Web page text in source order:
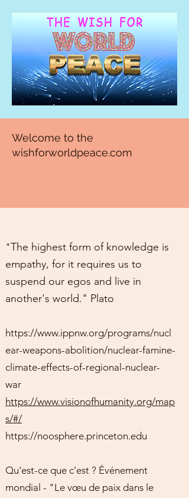
Welcome to the
wishforworldpeace.com
"The highest form of knowledge is
empathy, for it requires us to
suspend our egos and live in
another's world." Plato
https://www.ippnw.org/programs/nucl
ear-weapons-abolition/nuclear-famine-
climate-effects-of-regional-nuclear-
war
https://www.visionofhumanity.org/map
s/#/
https://noosphere.princeton.edu
Qu'est-ce que c'est ? Événement
mondial - "Le vœu de paix dans le